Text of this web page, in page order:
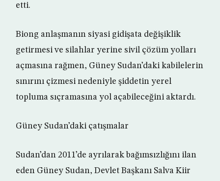
etti.
Biong anlaşmanın siyasi gidişata değişiklik
getirmesi ve silahlar yerine sivil çözüm yolları
açmasına rağmen, Güney Sudan’daki kabilelerin
sınırını çizmesi nedeniyle şiddetin yerel
topluma sıçramasına yol açabileceğini aktardı.
Güney Sudan’daki çatışmalar
Sudan’dan 2011’de ayrılarak bağımsızlığını ilan
eden Güney Sudan, Devlet Başkanı Salva Kiir